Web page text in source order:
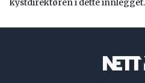
kystdirektøren i dette innlegget.